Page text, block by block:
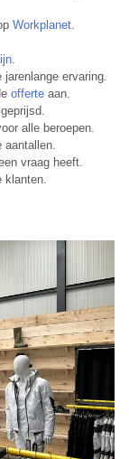
Workplanet
ervaring.
offerte aan.
alle beroepen.
vraag heeft.